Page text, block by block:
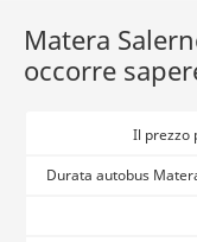
Matera
occorre
Il prezzo
Durata autobus